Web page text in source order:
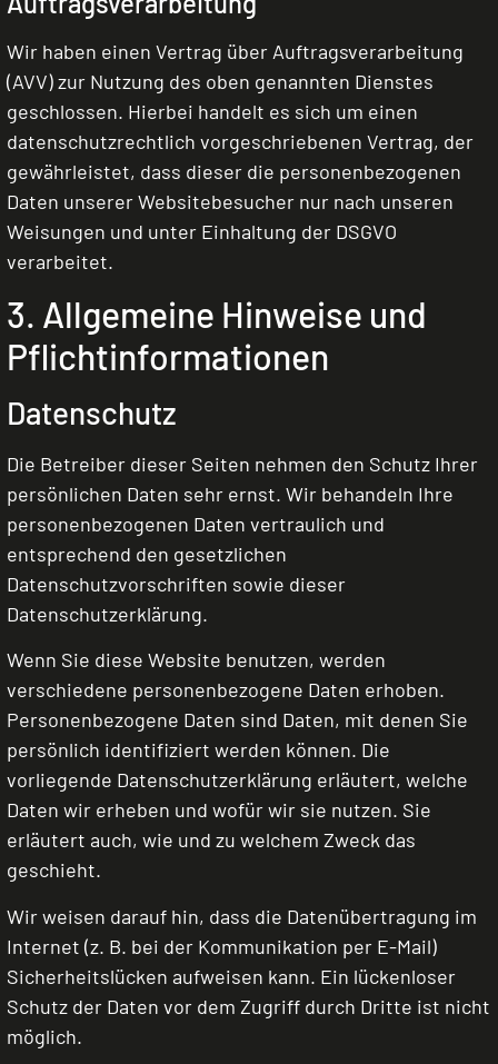
Wir haben einen Vertrag über Auftragsverarbeitung
(AVV) zur Nutzung des oben genannten Dienstes
geschlossen. Hierbei handelt es sich um einen
datenschutzrechtlich vorgeschriebenen Vertrag, der
gewährleistet, dass dieser die personenbezogenen
Daten unserer Websitebesucher nur nach unseren
Weisungen und unter Einhaltung der DSGVO
verarbeitet.
3. Allgemeine Hinweise und
Pflicht­informationen
Datenschutz
Die Betreiber dieser Seiten nehmen den Schutz Ihrer
persönlichen Daten sehr ernst. Wir behandeln Ihre
personenbezogenen Daten vertraulich und
entsprechend den gesetzlichen
Datenschutzvorschriften sowie dieser
Datenschutzerklärung.
Wenn Sie diese Website benutzen, werden
verschiedene personenbezogene Daten erhoben.
Personenbezogene Daten sind Daten, mit denen Sie
persönlich identifiziert werden können. Die
vorliegende Datenschutzerklärung erläutert, welche
Daten wir erheben und wofür wir sie nutzen. Sie
erläutert auch, wie und zu welchem Zweck das
geschieht.
Wir weisen darauf hin, dass die Datenübertragung im
Internet (z. B. bei der Kommunikation per E-Mail)
Sicherheitslücken aufweisen kann. Ein lückenloser
Schutz der Daten vor dem Zugriff durch Dritte ist nicht
möglich.